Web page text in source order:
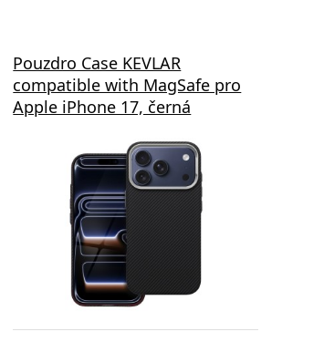
Pouzdro Case KEVLAR
compatible with MagSafe pro
Apple iPhone 17, černá